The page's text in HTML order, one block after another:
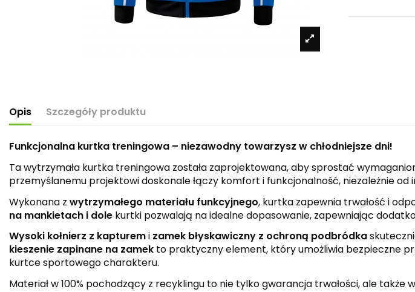
Opis Szczegóły produktu
Funkcjonalna kurtka treningowa – niezawodny towarzysz w chłodniejsze dni!
Ta wytrzymała kurtka treningowa została zaprojektowana, aby sprostać
przemyślanemu projektowi doskonale łączy komfort i funkcjonalność, niezależnie od
Wykonana z wytrzymałego materiału funkcyjnego, kurtka zapewnia trwałość i
na mankietach i dole kurtki pozwalają na idealne dopasowanie, zapewniając
Wysoki kołnierz z kapturemi zamek błyskawiczny z ochroną podbródka
kieszenie zapinane na zamek to praktyczny element, który umożliwia bezpieczne
kurtce sportowego charakteru.
Materiał w 100% pochodzący z recyklingu to nie tylko gwarancja trwałości, ale także